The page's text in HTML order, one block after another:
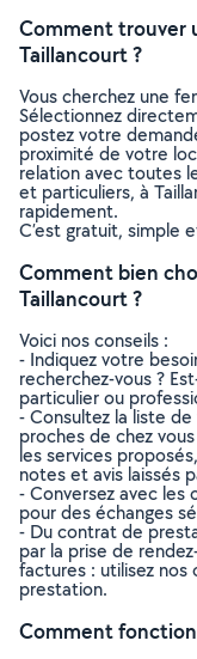
Comment trouver
Taillancourt ?
Vous cherchez une
Sélectionnez
postez votre
proximité de votre
relation avec toutes
et particuliers, à
rapidement.
C’est gratuit, simple
Comment bien
Taillancourt ?
Voici nos conseils :
- Indiquez votre
recherchez-vous ?
particulier ou
- Consultez la liste
proches de chez
les services
notes et avis laissés
- Conversez avec les
pour des échanges
- Du contrat de
par la prise de
factures : utilisez
prestation.
Comment